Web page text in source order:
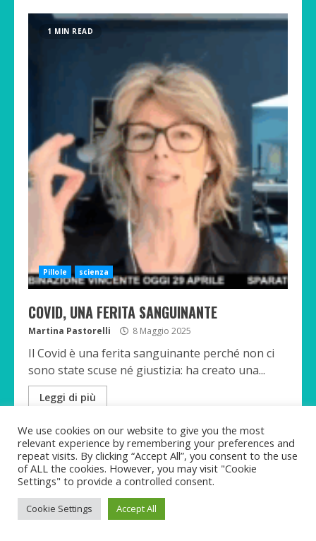
1 MIN READ
Pillole scienza
COVID, UNA FERITA SANGUINANTE
Martina Pastorelli 8 Maggio 2025
Il Covid è una ferita sanguinante perché non ci
sono state scuse né giustizia: ha creato una...
Leggi di più
1 MIN READ
We use cookies on our website to give you the most
relevant experience by remembering your preferences and
repeat visits. By clicking “Accept All”, you consent to the use
of ALL the cookies. However, you may visit "Cookie
Settings" to provide a controlled consent.
Cookie Settings Accept All